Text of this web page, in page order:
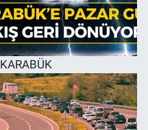
KARABÜK
Tüm Manşetler
Son Dakika Haberleri
Haber Arşivi